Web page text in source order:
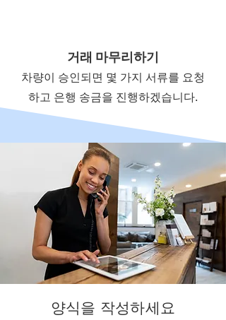
거래 마무리하기
차량이 승인되면 몇 가지 서류를 요청
하고 은행 송금을 진행하겠습니다.
양식을 작성하세요